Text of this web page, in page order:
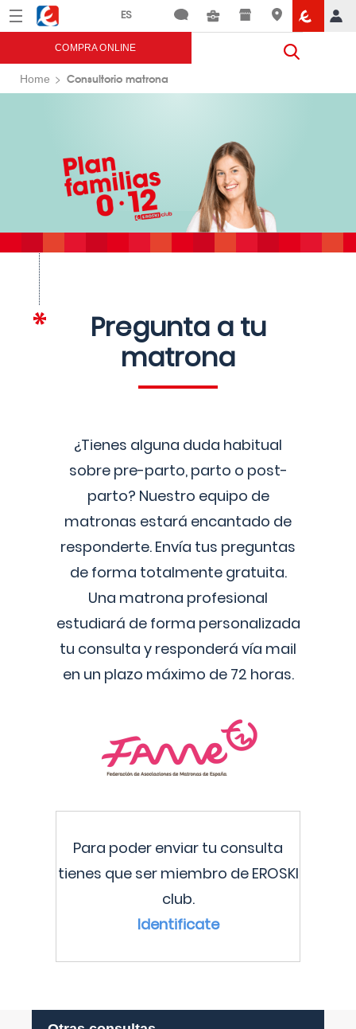
Menú Eroski
COMPRA ONLINE
Home Consultorio matrona
Pregunta a tu
matrona
¿Tienes alguna duda habitual
sobre pre-parto, parto o post-
parto? Nuestro equipo de
matronas estará encantado de
responderte. Envía tus preguntas
de forma totalmente gratuita.
Una matrona profesional
estudiará de forma personalizada
tu consulta y responderá vía mail
en un plazo máximo de 72 horas.
Para poder enviar tu consulta
tienes que ser miembro de EROSKI
club.
Identificate